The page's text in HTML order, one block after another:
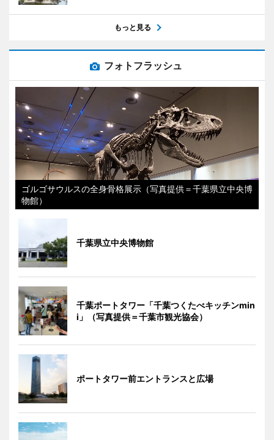
もっと見る
フォトフラッシュ
ゴルゴサウルスの全身骨格展示（写真提供＝千葉県立中央博
物館）
千葉県立中央博物館
千葉ポートタワー「千葉つくたべキッチンmin
i」（写真提供＝千葉市観光協会）
ポートタワー前エントランスと広場